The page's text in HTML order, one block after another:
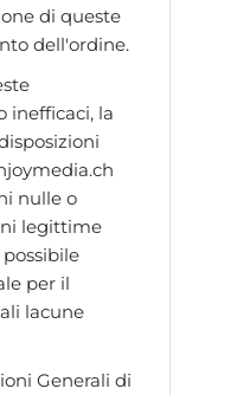
di queste
dell'ordine.
inefficaci, la
nulle o
legittime
per il
lacune
Generali di